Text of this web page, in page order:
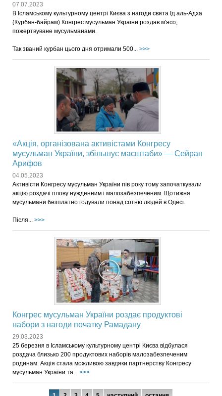
07.07.2023
В Ісламському культурному центрі Києва з нагоди свята Ід аль-Адха
(Курбан-байрам) Конгрес мусульман України роздав м'ясо,
пожертвуване мусульманами.
Так званий курбан цього дня отримали 500... >>>
«Акція, організована активістами Конгресу
мусульман України, збільшує масштаби» — Сейран
Арифов
04.05.2023
Активісти Конгресу мусульман України пів року тому започаткували
акцію роздачі плову нужденним і малозабезпеченим. Щотижня
мусульмани безплатно годували понад сотню людей в Одесі.
Після... >>>
Конгрес мусульман України роздає продуктові
набори з нагоди початку Рамадану
29.03.2023
25 березня в Ісламському культурному центрі Києва відбулася
роздача близько 200 продуктових наборів малозабезпеченим
родинам. Акція стала можливою завдяки партнерству Конгресу
мусульман України та... >>>